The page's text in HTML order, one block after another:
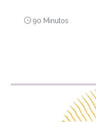
90 Minutos